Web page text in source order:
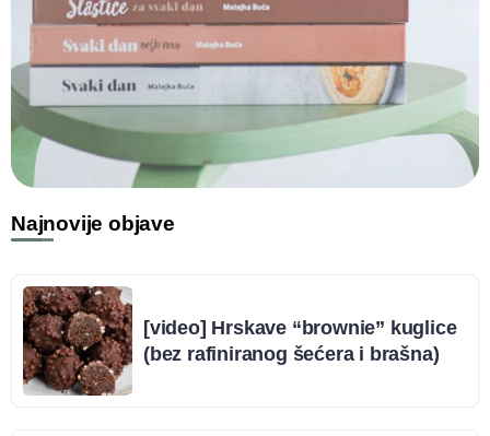
Najnovije objave
[video] Hrskave “brownie” kuglice
(bez rafiniranog šećera i brašna)